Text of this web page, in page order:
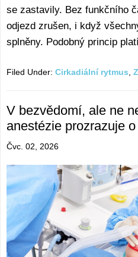
se zastavily. Bez funkčního
odjezd zrušen, i když
splněny. Podobný princip
Filed Under: Cirkadiální rytmus
V bezvědomí, ale ne
anestézie prozrazuje
Čvc. 02, 2026